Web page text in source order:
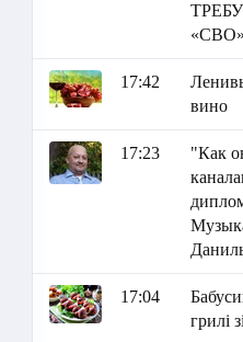
«СВО»
17:42
вино
17:23
"Как
17:04
грилі